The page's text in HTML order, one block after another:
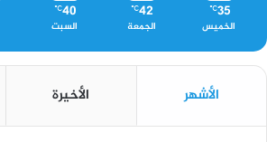
35
℃
الخميس
42
℃
الجمعة
40
℃
السبت
الأشهر الأخيرة